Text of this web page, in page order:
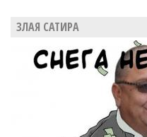
ЗЛАЯ САТИРА